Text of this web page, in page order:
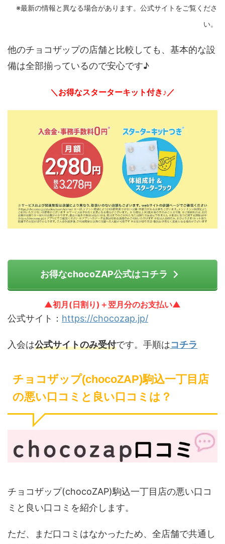
※最新の情報と異なる場合があります。公式サイトをご覧くださ
い。
他のチョコザップの店舗と比較しても、基本的な設
備は全部揃っているので安心です♪
＼お得なスターターキット付き♪／
お得なchocoZAP公式はコチラ
▲初月(日割り)＋翌月分のお支払い▲
公式サイト： https://chocozap.jp/
入会は公式サイトのみ受付です。手順はコチラ
チョコザップ(chocoZAP)駒込一丁目店
の悪い口コミと良い口コミは？
チョコザップ(chocoZAP)駒込一丁目店の悪い口コ
ミと良い口コミを紹介します。
ただ、まだ口コミはなかったため、全店舗で共通し